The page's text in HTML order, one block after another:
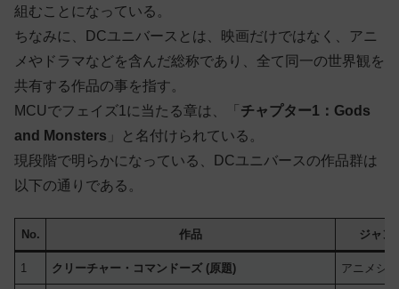
組むことになっている。
ちなみに、DCユニバースとは、映画だけではなく、アニ
メやドラマなどを含んだ総称であり、全て同一の世界観を
共有する作品の事を指す。
MCUでフェイズ1に当たる章は、「 チャプター1：Gods
and Monsters 」と名付けられている。
現段階で明らかになっている、DCユニバースの作品群は
以下の通りである。
No. 作品 ジャン
1 クリーチャー・コマンドーズ (原題) アニメシ